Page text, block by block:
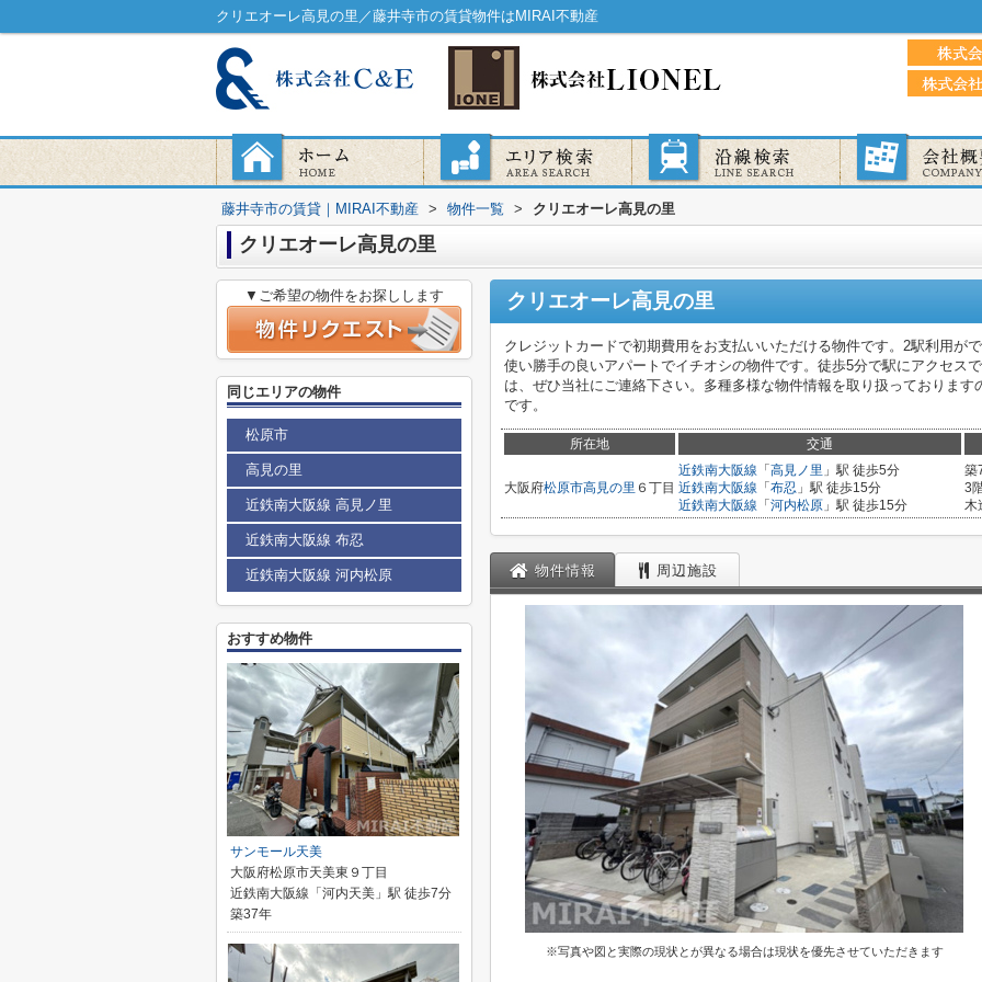
クリエオーレ高見の里／藤井寺市の賃貸物件はMIRAI不動産
藤井寺市の賃貸｜MIRAI不動産 > 物件一覧 > クリエオーレ高見の里
クリエオーレ高見の里
クリエオーレ高見の里
クレジットカードで初期費用をお支払いいただける物件です。2駅利用が
使い勝手の良いアパートでイチオシの物件です。徒歩5分で駅にアクセス
は、ぜひ当社にご連絡下さい。多種多様な物件情報を取り扱っておりま
です。
所在地 交通
大阪府松原市高見の里 ６丁目
近鉄南大阪線 「 高見ノ里 」駅 徒歩5分
近鉄南大阪線 「 布忍 」駅 徒歩15分
近鉄南大阪線 「 河内松原 」駅 徒歩15分
築
3
木
物件情報 周辺施設
※写真や図と実際の現状とが異なる場合は現状を優先させていただきます
▼ご希望の物件をお探しします
同じエリアの物件
松原市
高見の里
近鉄南大阪線 高見ノ里
近鉄南大阪線 布忍
近鉄南大阪線 河内松原
おすすめ物件
サンモール天美
大阪府松原市天美東９丁目
近鉄南大阪線「河内天美」駅 徒歩7分
築37年